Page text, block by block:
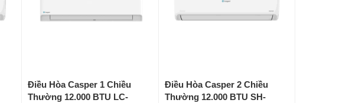
Điều Hòa Casper 1 Chiều
Thường 12.000 BTU LC-
Điều Hòa Casper 2 Chiều
Thường 12.000 BTU SH-